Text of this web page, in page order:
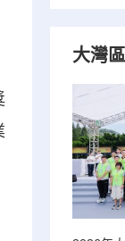
大灣區